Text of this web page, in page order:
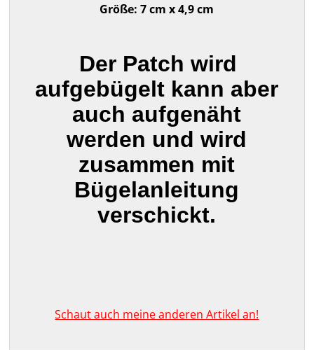
Größe: 7 cm x 4,9 cm
Der Patch wird
aufgebügelt kann aber
auch aufgenäht
werden und wird
zusammen mit
Bügelanleitung
verschickt.
Schaut auch meine anderen Artikel an!